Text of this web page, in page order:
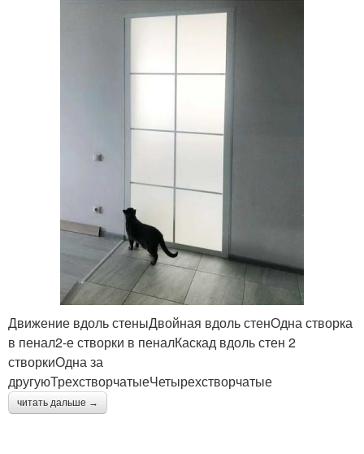
Движение вдоль стеныДвойная вдоль стенОдна створка
в пенал2-е створки в пеналКаскад вдоль стен 2
створкиОдна за
другуюТрехстворчатыеЧетырехстворчатые
читать дальше →